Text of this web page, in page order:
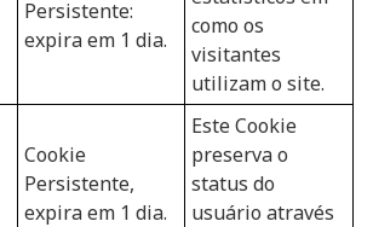
Persistente:
expira em 1 dia.
como os
visitantes
utilizam o site.
Cookie
Persistente,
expira em 1 dia.
Este Cookie
preserva o
status do
usuário através